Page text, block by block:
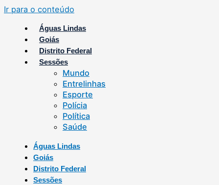
Ir para o conteúdo
Águas Lindas
Goiás
Distrito Federal
Sessões
Mundo
Entrelinhas
Esporte
Polícia
Política
Saúde
Águas Lindas
Goiás
Distrito Federal
Sessões